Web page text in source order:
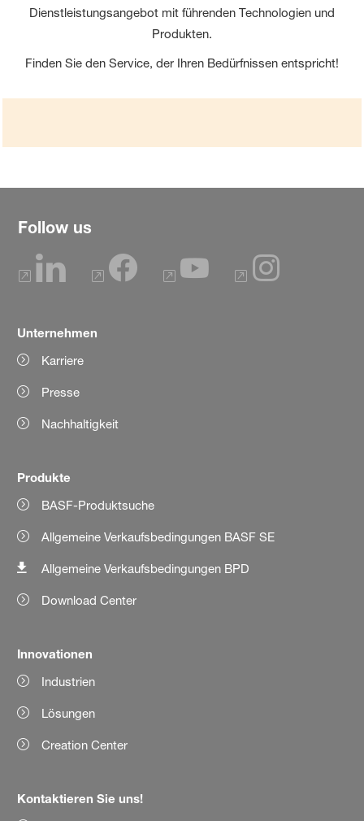
Dienstleistungsangebot mit führenden Technologien und
Produkten.
Finden Sie den Service, der Ihren Bedürfnissen entspricht!
Follow us
Unternehmen
Karriere
Presse
Nachhaltigkeit
Produkte
BASF-Produktsuche
Allgemeine Verkaufsbedingungen BASF SE
Allgemeine Verkaufsbedingungen BPD
Download Center
Innovationen
Industrien
Lösungen
Creation Center
Kontaktieren Sie uns!